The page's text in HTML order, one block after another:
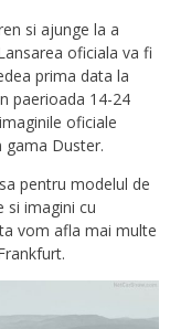
si ajunge la a
oficiala va fi
prima data la
paerioada 14-24
oficiale
gama Duster.
pentru modelul de
si imagini cu
vom afla mai multe